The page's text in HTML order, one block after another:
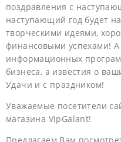
поздравления с
наступающий год будет
творческими идеями,
финансовыми успехами!
информационных
бизнеса, а известия о
Удачи и с праздником!
Уважаемые посетители
магазина VipGalant!
Предлагаем Вам